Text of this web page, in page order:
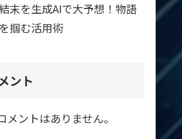
末を生成AIで大予想！物語
掴む活用術
ント
メントはありません。